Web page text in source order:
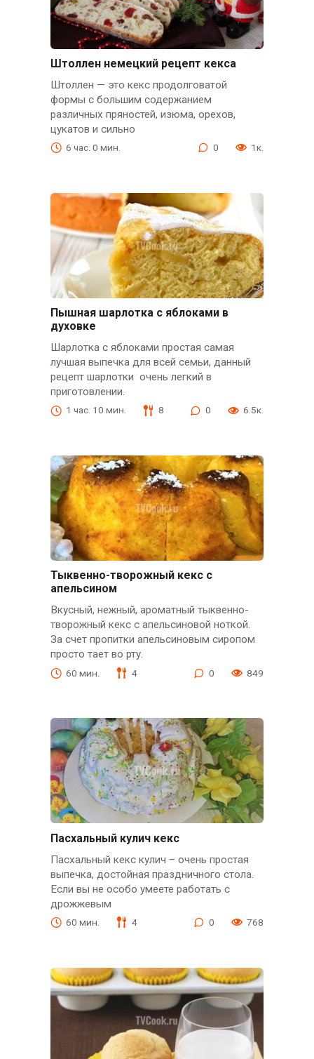
Штоллен немецкий рецепт кекса
Штоллен — это кекс продолговатой
формы с большим содержанием
различных пряностей, изюма, орехов,
цукатов и сильно
6 час. 0 мин. 0 1к.
Пышная шарлотка с яблоками в
духовке
Шарлотка с яблоками простая самая
лучшая выпечка для всей семьи, данный
рецепт шарлотки очень легкий в
приготовлении.
1 час. 10 мин. 8 0 6.5к.
Тыквенно-творожный кекс с
апельсином
Вкусный, нежный, ароматный тыквенно-
творожный кекс с апельсиновой ноткой.
За счет пропитки апельсиновым сиропом
просто тает во рту.
60 мин. 4 0 849
Пасхальный кулич кекс
Пасхальный кекс кулич – очень простая
выпечка, достойная праздничного стола.
Если вы не особо умеете работать с
дрожжевым
60 мин. 4 0 768